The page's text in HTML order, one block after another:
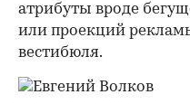
атрибуты вроде
или проекций
вестибюля.